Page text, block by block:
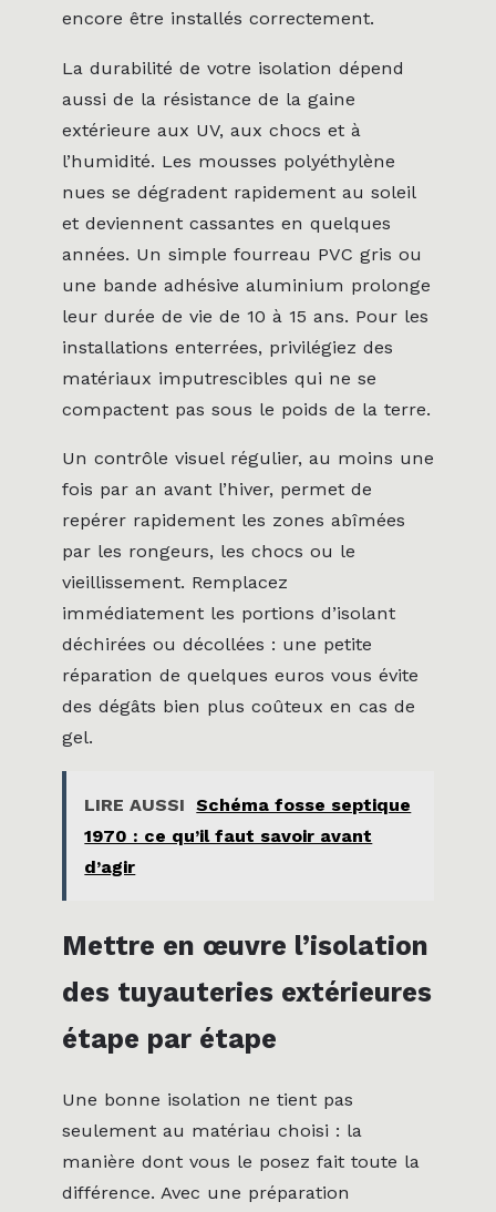
encore être installés correctement.
La durabilité de votre isolation dépend
aussi de la résistance de la gaine
extérieure aux UV, aux chocs et à
l’humidité. Les mousses polyéthylène
nues se dégradent rapidement au soleil
et deviennent cassantes en quelques
années. Un simple fourreau PVC gris ou
une bande adhésive aluminium prolonge
leur durée de vie de 10 à 15 ans. Pour les
installations enterrées, privilégiez des
matériaux imputrescibles qui ne se
compactent pas sous le poids de la terre.
Un contrôle visuel régulier, au moins une
fois par an avant l’hiver, permet de
repérer rapidement les zones abîmées
par les rongeurs, les chocs ou le
vieillissement. Remplacez
immédiatement les portions d’isolant
déchirées ou décollées : une petite
réparation de quelques euros vous évite
des dégâts bien plus coûteux en cas de
gel.
LIRE AUSSI Schéma fosse septique
1970 : ce qu’il faut savoir avant
d’agir
Mettre en œuvre l’isolation
des tuyauteries extérieures
étape par étape
Une bonne isolation ne tient pas
seulement au matériau choisi : la
manière dont vous le posez fait toute la
différence. Avec une préparation